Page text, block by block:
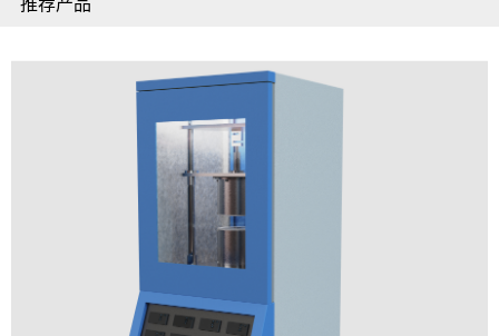
推荐产品